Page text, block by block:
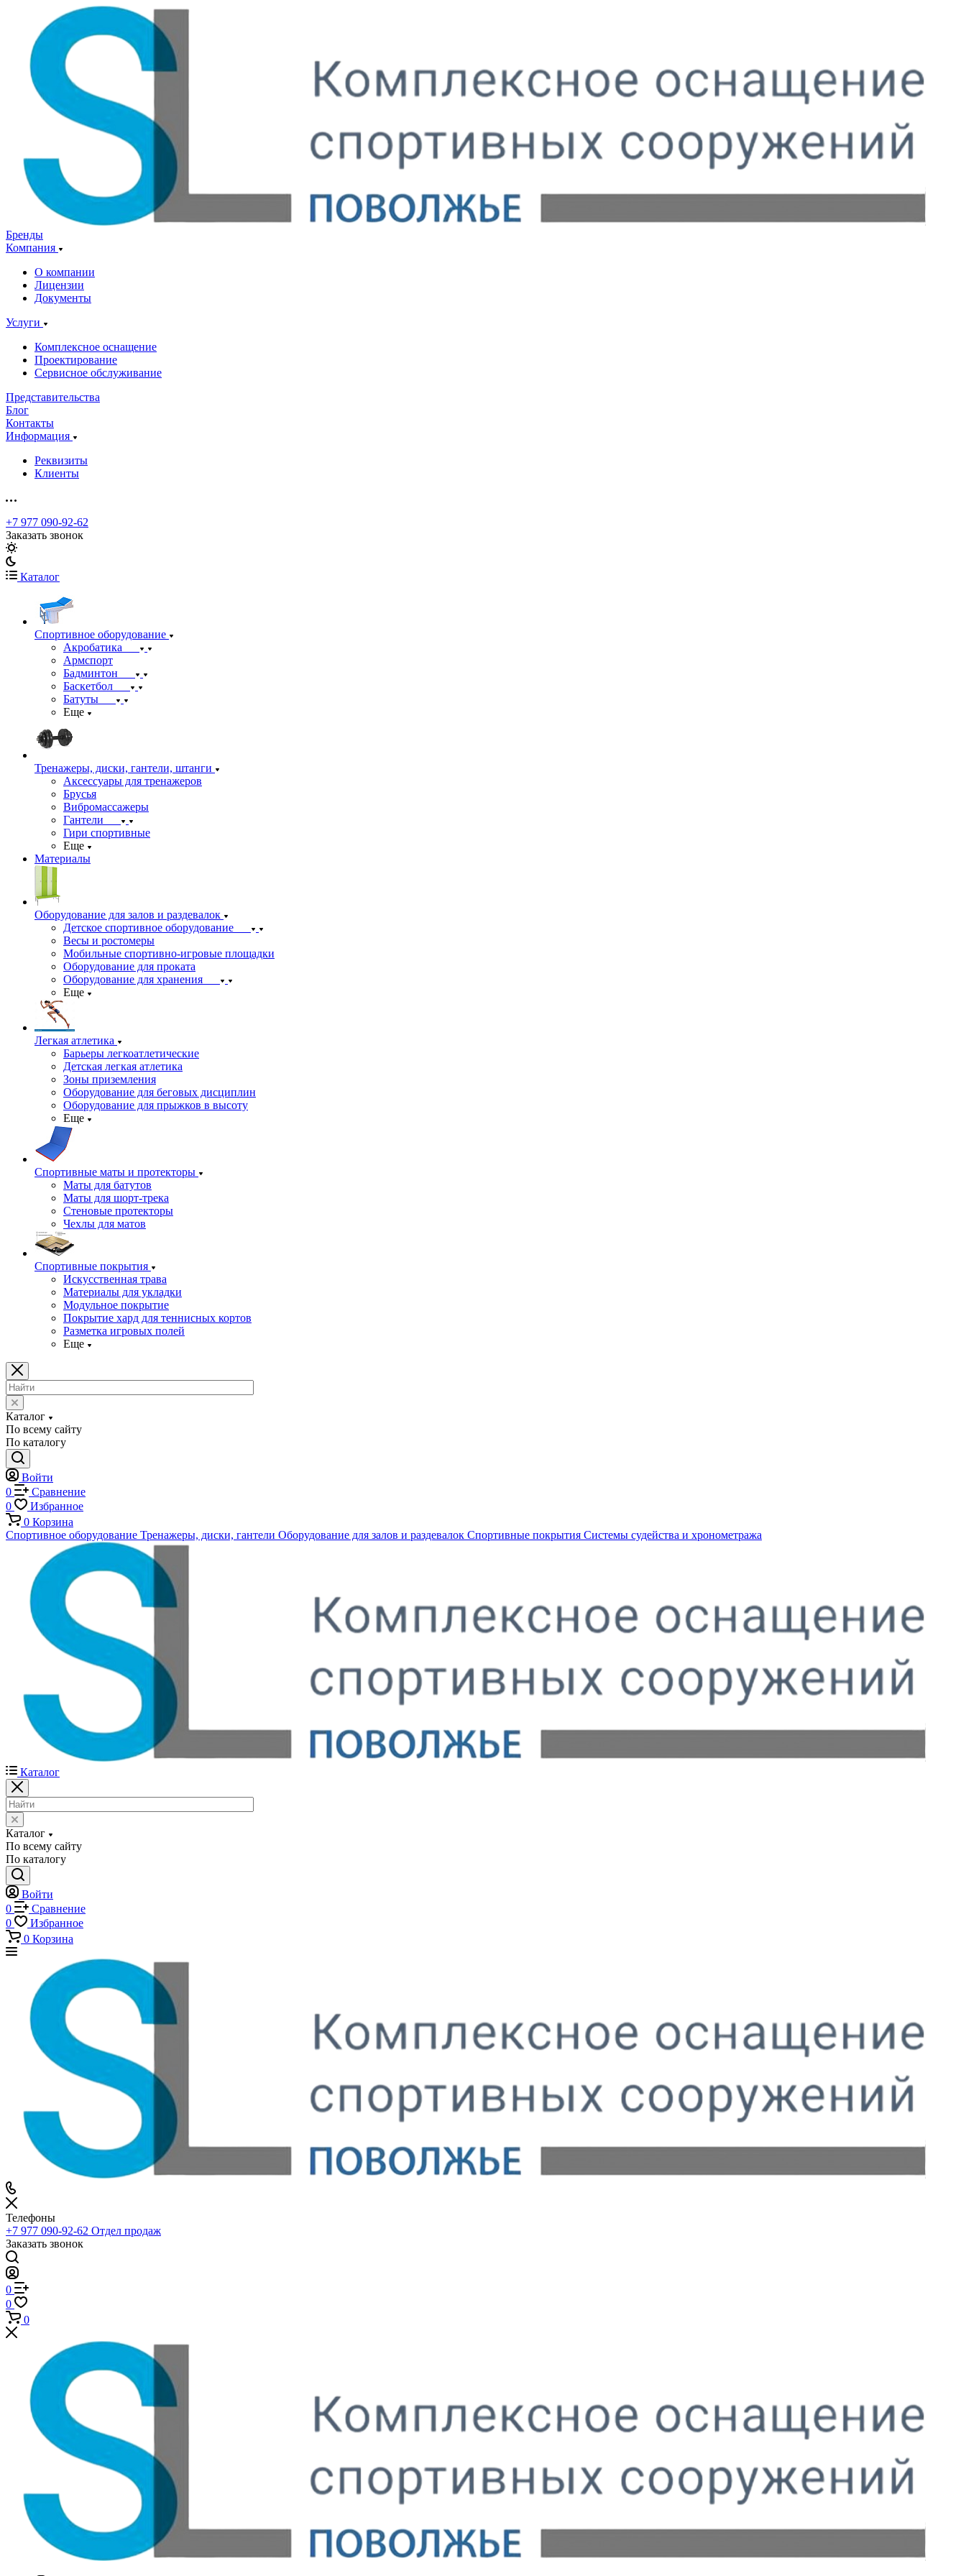
Бренды
Компания
О компании
Лицензии
Документы
Услуги
Комплексное оснащение
Проектирование
Сервисное обслуживание
Представительства
Блог
Контакты
Информация
Реквизиты
Клиенты
+7 977 090-92-62
Заказать звонок
Каталог
Спортивное оборудование
Акробатика
Армспорт
Бадминтон
Баскетбол
Батуты
Еще
Тренажеры, диски, гантели, штанги
Аксессуары для тренажеров
Брусья
Вибромассажеры
Гантели
Гири спортивные
Еще
Материалы
Оборудование для залов и раздевалок
Детское спортивное оборудование
Весы и ростомеры
Мобильные спортивно-игровые площадки
Оборудование для проката
Оборудование для хранения
Еще
Легкая атлетика
Барьеры легкоатлетические
Детская легкая атлетика
Зоны приземления
Оборудование для беговых дисциплин
Оборудование для прыжков в высоту
Еще
Спортивные маты и протекторы
Маты для батутов
Маты для шорт-трека
Стеновые протекторы
Чехлы для матов
Спортивные покрытия
Искусственная трава
Материалы для укладки
Модульное покрытие
Покрытие хард для теннисных кортов
Разметка игровых полей
Еще
Каталог
По всему сайту
По каталогу
Войти
0
Сравнение
0
Избранное
0 Корзина
Спортивное оборудование Тренажеры, диски, гантели Оборудование для залов и раздевалок Спортивные покрытия Системы судейства и хронометража
Каталог
Каталог
По всему сайту
По каталогу
Войти
0
Сравнение
0
Избранное
0 Корзина
Телефоны
+7 977 090-92-62 Отдел продаж
Заказать звонок
0
0
0